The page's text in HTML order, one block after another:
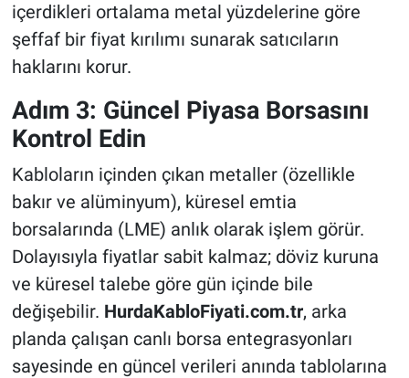
içerdikleri ortalama metal yüzdelerine göre
şeffaf bir fiyat kırılımı sunarak satıcıların
haklarını korur.
Adım 3: Güncel Piyasa Borsasını
Kontrol Edin
Kabloların içinden çıkan metaller (özellikle
bakır ve alüminyum), küresel emtia
borsalarında (LME) anlık olarak işlem görür.
Dolayısıyla fiyatlar sabit kalmaz; döviz kuruna
ve küresel talebe göre gün içinde bile
değişebilir. HurdaKabloFiyati.com.tr, arka
planda çalışan canlı borsa entegrasyonları
sayesinde en güncel verileri anında tablolarına